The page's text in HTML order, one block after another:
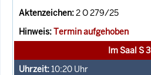
2 O 279/25
Termin aufgehoben
Im Saal S 3
10:20 Uhr